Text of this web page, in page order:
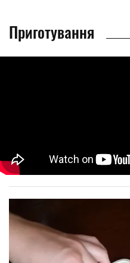
Приготування